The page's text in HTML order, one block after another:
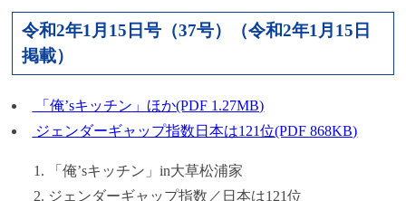
令和2年1月15日号（37号）（令和2年1月15日
掲載）
「俺’sキッチン」ほか(PDF 1.27MB)
ジェンダーギャップ指数日本は121位(PDF 868KB)
「俺’sキッチン」in大草松浦家
ジェンダーギャップ指数／日本は121位